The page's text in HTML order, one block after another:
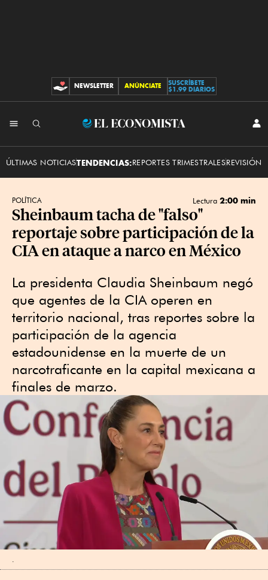
CONTRIBUCIONES
NEWSLETTER ANÚNCIATE
SUSCRÍBETE
$1.99 DIARIOS
El
ÚLTIMAS NOTICIASTENDENCIAS:REPORTES TRIMESTRALESREVISIÓN
POLÍTICA Lectura 2:00 min
Sheinbaum tacha de "falso"
reportaje sobre participación de la
CIA en ataque a narco en México
La presidenta Claudia Sheinbaum negó
que agentes de la CIA operen en
territorio nacional, tras reportes sobre la
participación de la agencia
estadounidense en la muerte de un
narcotraficante en la capital mexicana a
finales de marzo.